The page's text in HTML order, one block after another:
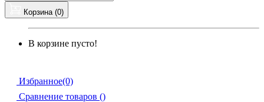
Корзина (0)
В корзине пусто!
Избранное(0)
Сравнение товаров ()